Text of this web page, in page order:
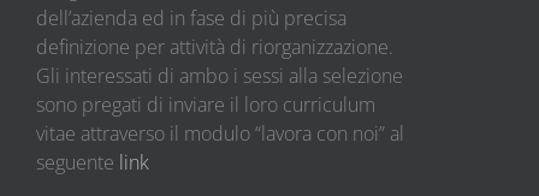
dell’azienda ed in fase di più precisa
definizione per attività di riorganizzazione.
Gli interessati di ambo i sessi alla selezione
sono pregati di inviare il loro curriculum
vitae attraverso il modulo “lavora con noi” al
seguente link